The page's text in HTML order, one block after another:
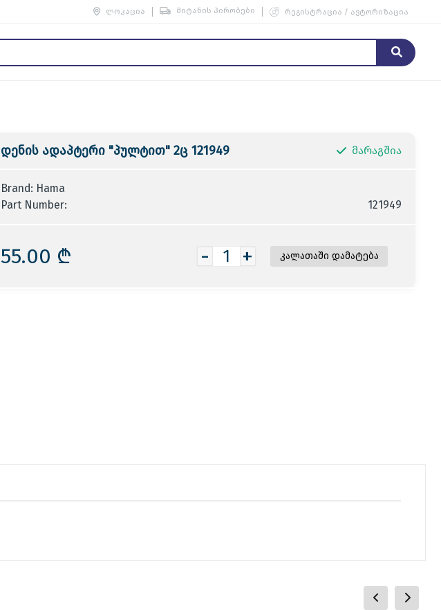
ლოკაცია მიტანის პირობები რეგისტრაცია / ავტორიზაცია
დენის ადაპტერი "პულტით" 2ც 121949 მარაგშია
Brand: Hama
Part Number:
121949
55.00 ₾ - +